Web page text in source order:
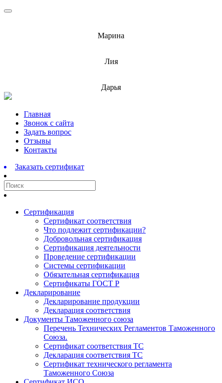
Марина
Лия
Дарья
Перейти
содержимому
Главная
Звонок с сайта
Задать вопрос
Отзывы
Контакты
Заказать сертификат
Сертификация
Сертификат соответствия
Что подлежит сертификации?
Добровольная сертификация
Сертификация деятельности
Проведение сертификации
Системы сертификации
Обязательная сертификация
Сертификаты ГОСТ Р
Декларирование
Декларирование продукции
Декларация соответствия
Документы Таможенного союза
Перечень Технических Регламентов Таможенного
Союза.
Сертификат соответствия ТС
Декларация соответствия ТС
Сертификат технического регламента
Таможенного Союза